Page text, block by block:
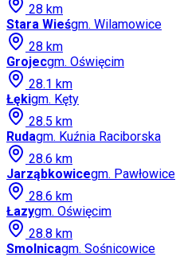
28 km
Stara Wieśgm. Wilamowice
28 km
Grojecgm. Oświęcim
28.1 km
Łękigm. Kęty
28.5 km
Rudagm. Kuźnia Raciborska
28.6 km
Jarząbkowicegm. Pawłowice
28.6 km
Łazygm. Oświęcim
28.8 km
Smolnicagm. Sośnicowice